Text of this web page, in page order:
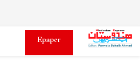
Epaper